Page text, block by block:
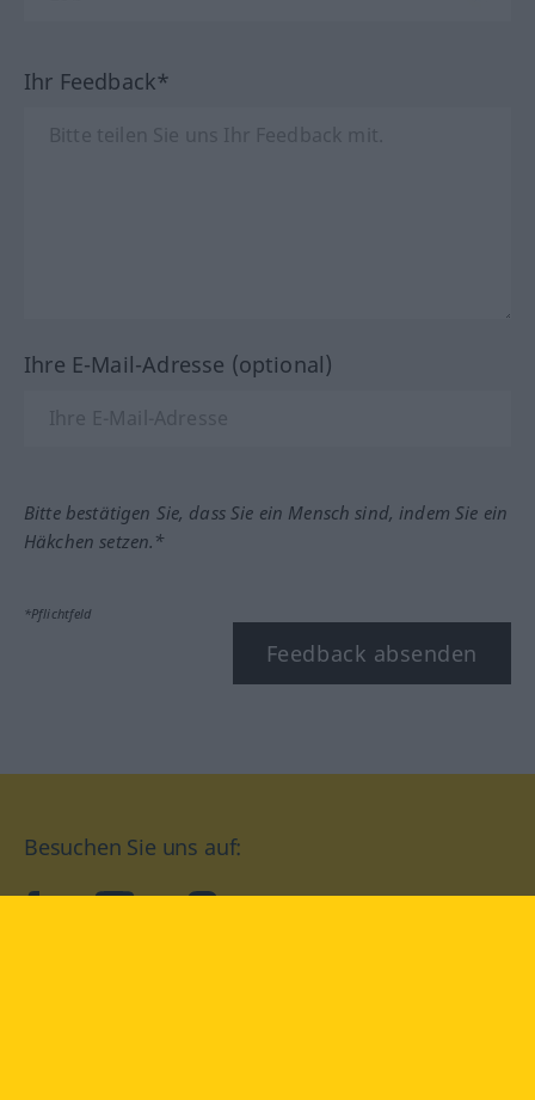
Ihr Feedback*
Ihre E-Mail-Adresse (optional)
Bitte bestätigen Sie, dass Sie ein Mensch sind, indem Sie ein
Häkchen setzen.*
*Pflichtfeld
Feedback absenden
Besuchen Sie uns auf: